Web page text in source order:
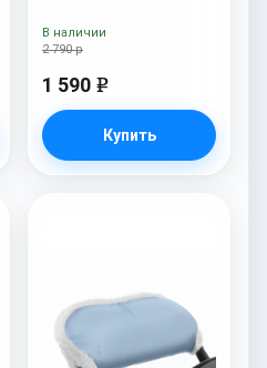
2 790 р
1 590 e
Купить
В наличии